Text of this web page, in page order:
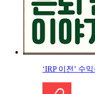
‘IRP 이전’ 수